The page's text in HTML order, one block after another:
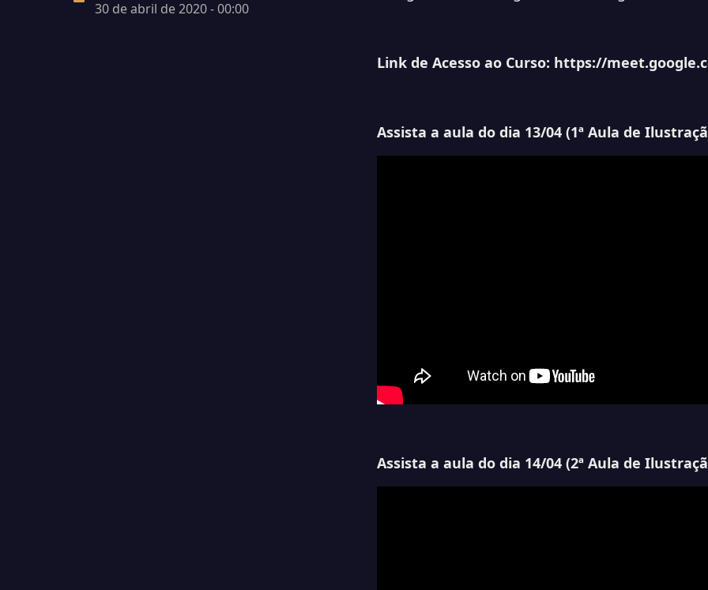
30 de abril de 2020 - 00:00
Link de Acesso ao Curso: https://
Assista a aula do dia 13/04 (1ª Aula de
Assista a aula do dia 14/04 (2ª Aula de